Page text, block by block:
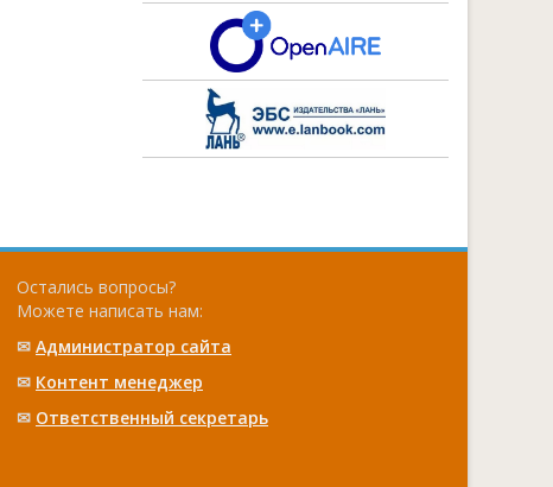
Остались вопросы?
Можете написать нам:
✉ Администратор сайта
✉ Контент менеджер
✉ Ответственный cекретарь